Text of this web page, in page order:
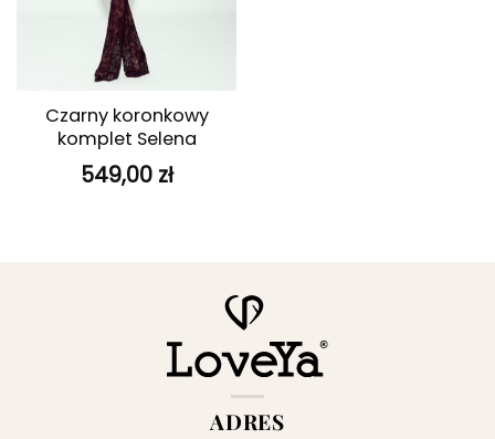
Czarny koronkowy
komplet Selena
549,00 zł
ADRES